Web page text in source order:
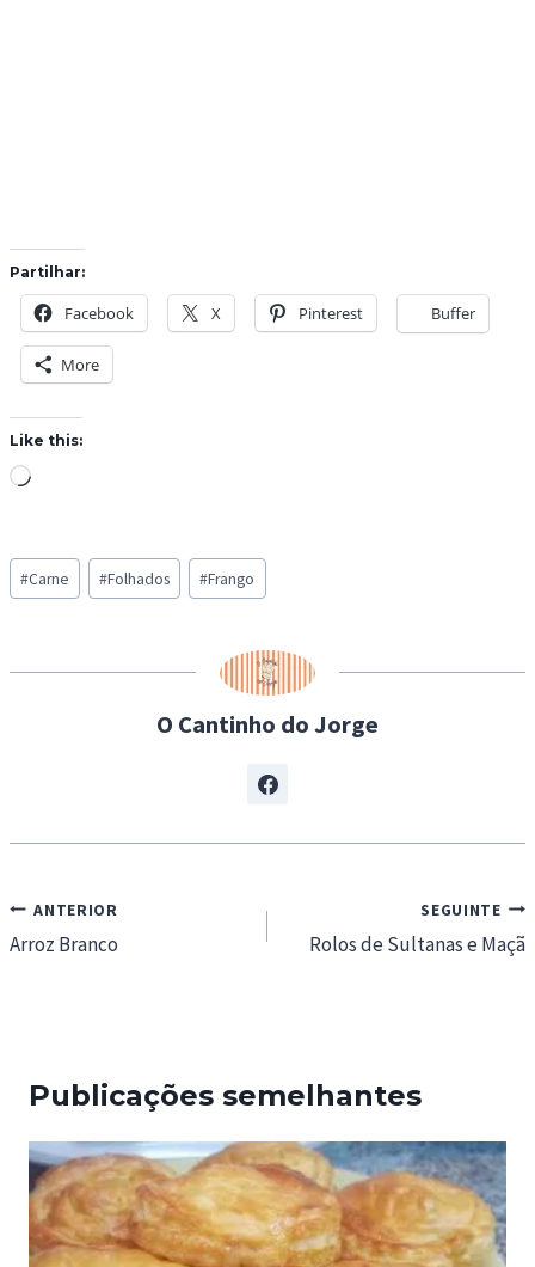
Partilhar:
Facebook X Pinterest Buffer
More
Like this:
L
d
i
g
Post
Tags:
#Carne #Folhados #Frango
O Cantinho do Jorge
Navegação
de
ANTERIOR
Arroz Branco
SEGUINTE
Rolos de Sultanas e Maçã
Publicações semelhantes